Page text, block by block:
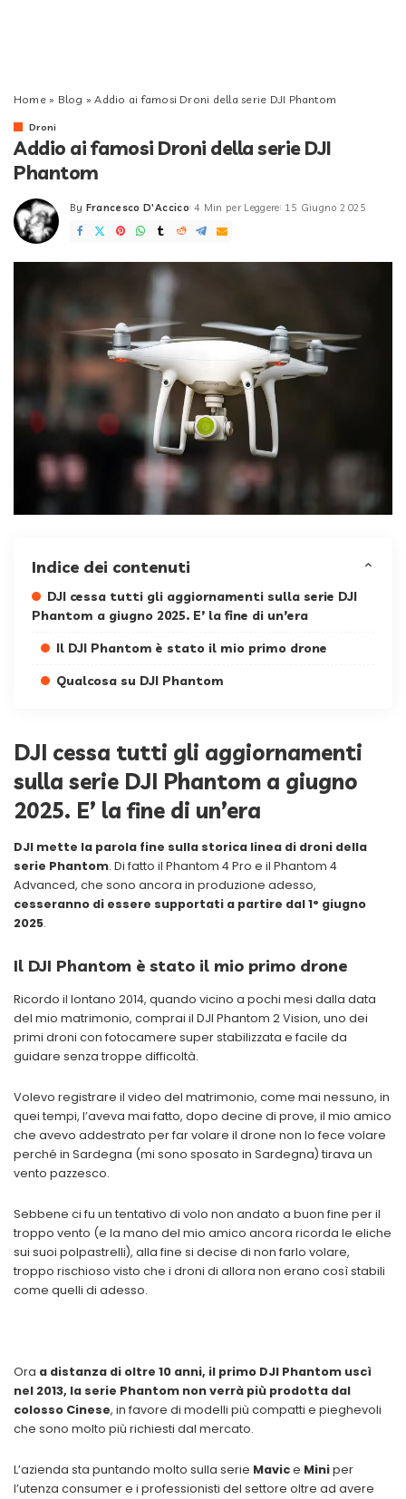
Home» Blog »Addio ai famosi Droni della serie DJI Phantom
Droni
Addio ai famosi Droni della serie DJI
Phantom
Posted
by
By Francesco D'Accico 4 Min per Leggere 15 Giugno 2025
Indice dei contenuti
DJI cessa tutti gli aggiornamenti sulla serie DJI
Phantom a giugno 2025. E’ la fine di un’era
Il DJI Phantom è stato il mio primo drone
Qualcosa su DJI Phantom
DJI cessa tutti gli aggiornamenti
sulla serie DJI Phantom a giugno
2025. E’ la fine di un’era
DJI mette la parola fine sulla storica linea di droni della
serie Phantom. Di fatto il Phantom 4 Pro e il Phantom 4
Advanced, che sono ancora in produzione adesso,
cesseranno di essere supportati a partire dal 1° giugno
2025.
Il DJI Phantom è stato il mio primo drone
Ricordo il lontano 2014, quando vicino a pochi mesi dalla data
del mio matrimonio, comprai il DJI Phantom 2 Vision, uno dei
primi droni con fotocamere super stabilizzata e facile da
guidare senza troppe difficoltà.
Volevo registrare il video del matrimonio, come mai nessuno, in
quei tempi, l’aveva mai fatto, dopo decine di prove, il mio amico
che avevo addestrato per far volare il drone non lo fece volare
perché in Sardegna (mi sono sposato in Sardegna) tirava un
vento pazzesco.
Sebbene ci fu un tentativo di volo non andato a buon fine per il
troppo vento (e la mano del mio amico ancora ricorda le eliche
sui suoi polpastrelli), alla fine si decise di non farlo volare,
troppo rischioso visto che i droni di allora non erano così stabili
come quelli di adesso.
Ora a distanza di oltre 10 anni, il primo DJI Phantom uscì
nel 2013, la serie Phantom non verrà più prodotta dal
colosso Cinese, in favore di modelli più compatti e pieghevoli
che sono molto più richiesti dal mercato.
L’azienda sta puntando molto sulla serie Mavice Miniper
l’utenza consumer e i professionisti del settore oltre ad avere